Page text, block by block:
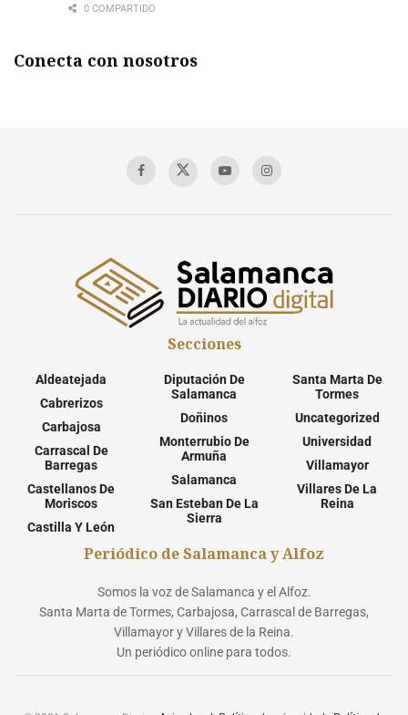
0 COMPARTIDO
Conecta con nosotros
Secciones
Aldeatejada
Cabrerizos
Carbajosa
Carrascal De
Barregas
Castellanos De
Moriscos
Castilla Y León
Diputación De
Salamanca
Doñinos
Monterrubio De
Armuña
Salamanca
San Esteban De La
Sierra
Santa Marta De
Tormes
Uncategorized
Universidad
Villamayor
Villares De La
Reina
Periódico de Salamanca y Alfoz
Somos la voz de Salamanca y el Alfoz.
Santa Marta de Tormes, Carbajosa, Carrascal de Barregas,
Villamayor y Villares de la Reina.
Un periódico online para todos.